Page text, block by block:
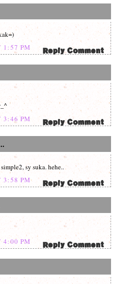
1:57 PM
3:46 PM
sy suka. hehe..
3:58 PM
4:00 PM